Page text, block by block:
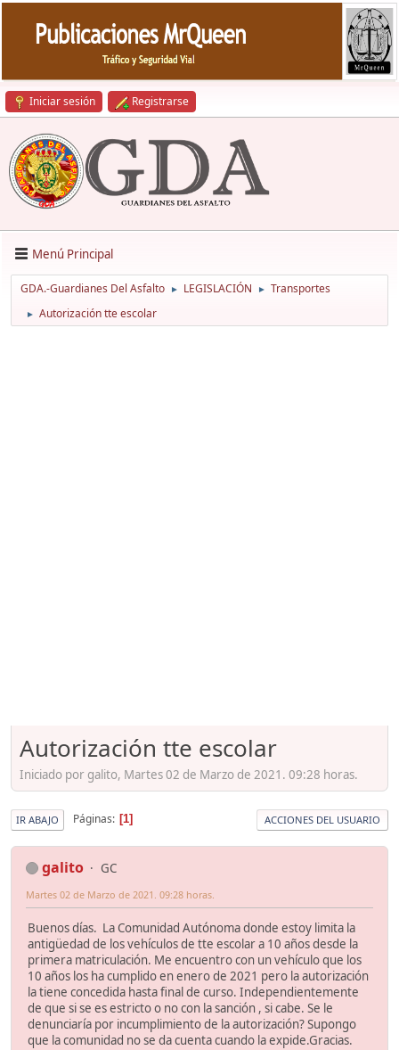
Iniciar sesión Registrarse
Menú Principal
GDA.-Guardianes Del Asfalto ► LEGISLACIÓN ► Transportes
► Autorización tte escolar
Autorización tte escolar
Iniciado por galito, Martes 02 de Marzo de 2021. 09:28 horas.
IR ABAJO Páginas 1 ACCIONES DEL USUARIO
galito GC
Martes 02 de Marzo de 2021. 09:28 horas.
Buenos días. La Comunidad Autónoma donde estoy limita la
antigüedad de los vehículos de tte escolar a 10 años desde la
primera matriculación. Me encuentro con un vehículo que los
10 años los ha cumplido en enero de 2021 pero la autorización
la tiene concedida hasta final de curso. Independientemente
de que si se es estricto o no con la sanción , si cabe. Se le
denunciaría por incumplimiento de la autorización? Supongo
que la comunidad no se da cuenta cuando la expide.Gracias.